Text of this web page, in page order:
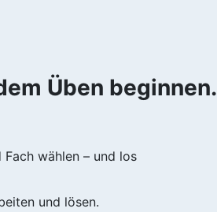
Üben beginnen.
wählen – und los
und lösen.